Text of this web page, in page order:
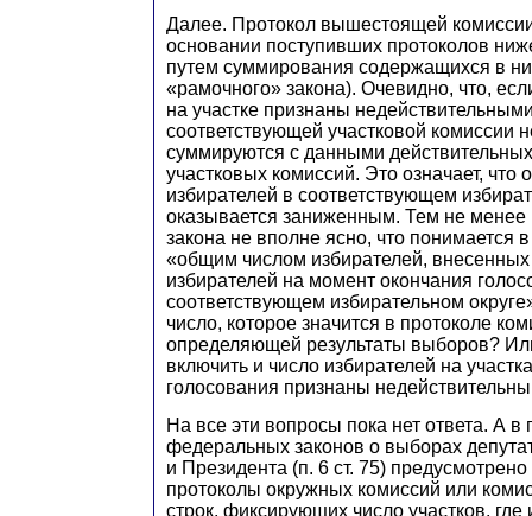
Далее. Протокол вышестоящей
основании поступивших протоколов
путем суммирования содержащихся в
«рамочного» закона). Очевидно, что,
на участке признаны
соответствующей участковой комиссии
суммируются с данными
участковых комиссий. Это означает, что
избирателей в соответствующем
оказывается заниженным. Тем не
закона не вполне ясно, что понимается
«общим числом избирателей, внесенных
избирателей на момент окончания
соответствующем избирательном
число, которое значится в протоколе
определяющей результаты выборов?
включить и число избирателей на
голосования признаны
На все эти вопросы пока нет ответа. А в
федеральных законов о выборах
и Президента (п. 6 ст. 75)
протоколы окружных комиссий или
строк, фиксирующих число участков, где